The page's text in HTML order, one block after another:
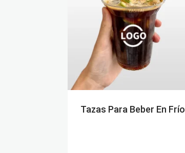
Tazas Para Beber En Frío